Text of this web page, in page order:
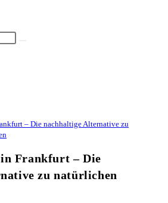
– Die nachhaltige Alternative zu
Frankfurt – Die
zu natürlichen